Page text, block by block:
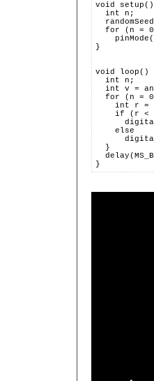
void
  int n;
for (n =
}
void loop()
  int n;
int v =
for (n =
int r =
if (r <
    else
  }
}